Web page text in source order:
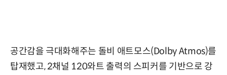
공간감을 극대화해주는 돌비 애트모스(Dolby Atmos)를
탑재했고, 2채널 120와트 출력의 스피커를 기반으로 강